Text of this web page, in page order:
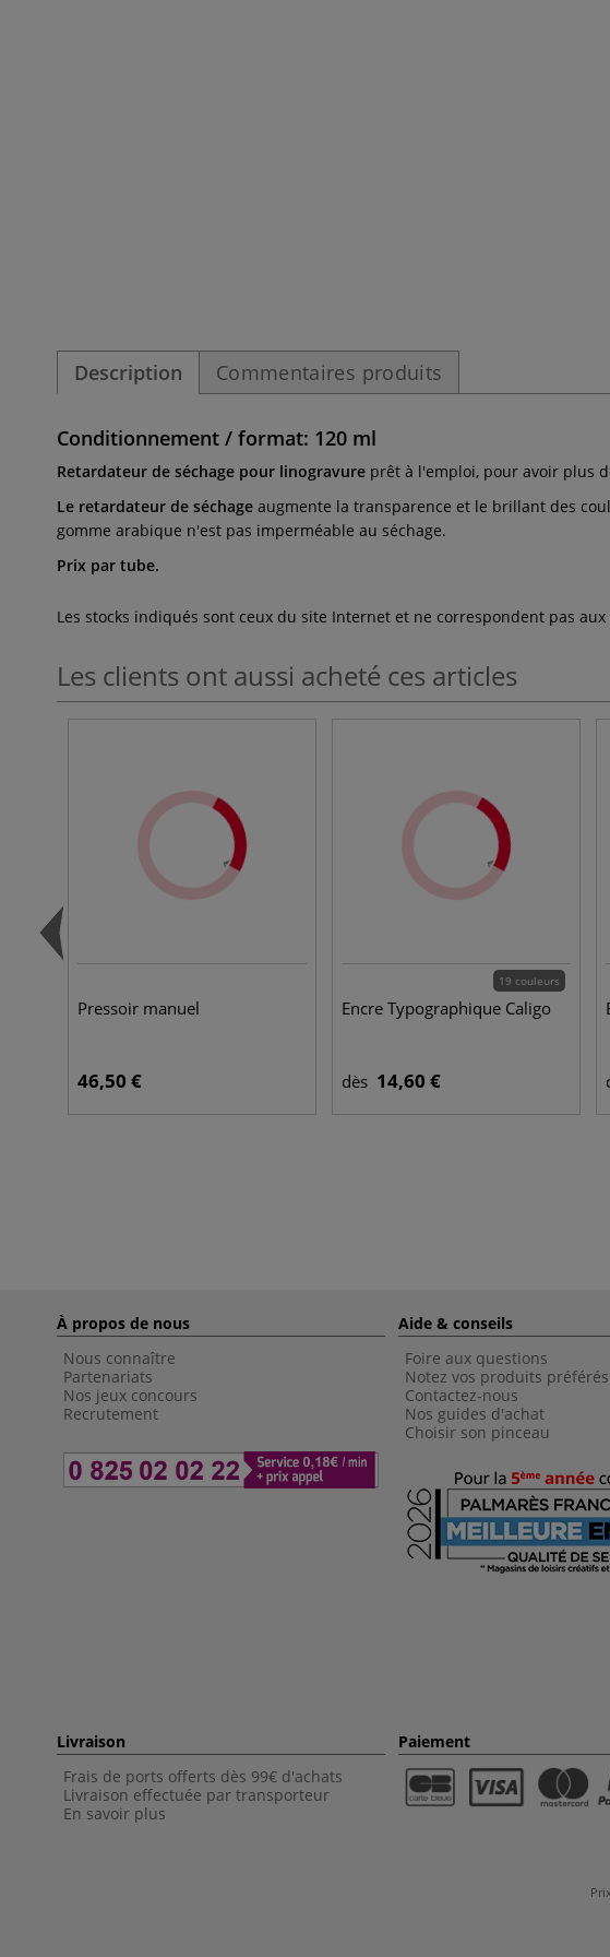
Description Commentaires produits
Conditionnement / format: 120 ml
Retardateur de séchage pour linogravure prêt à l'emploi, pour avoir plus
Le retardateur de séchage augmente la transparence et le brillant des
gomme arabique n'est pas imperméable au séchage.
Prix par tube.
Les stocks indiqués sont ceux du site Internet et ne correspondent pas aux
Les clients ont aussi acheté ces articles
Pressoir manuel
46,50 €
19 couleurs
Encre Typographique Caligo
dès 14,60 €
À propos de nous
Nous connaître
Partenariats
Nos jeux concours
Recrutement
Aide & conseils
Foire aux questions
Notez vos produits préférés
Contactez-nous
Nos guides d'achat
Choisir son pinceau
Livraison
Frais de ports offerts dès 99€ d'achats
Livraison effectuée par transporteur
En savoir plus
Paiement